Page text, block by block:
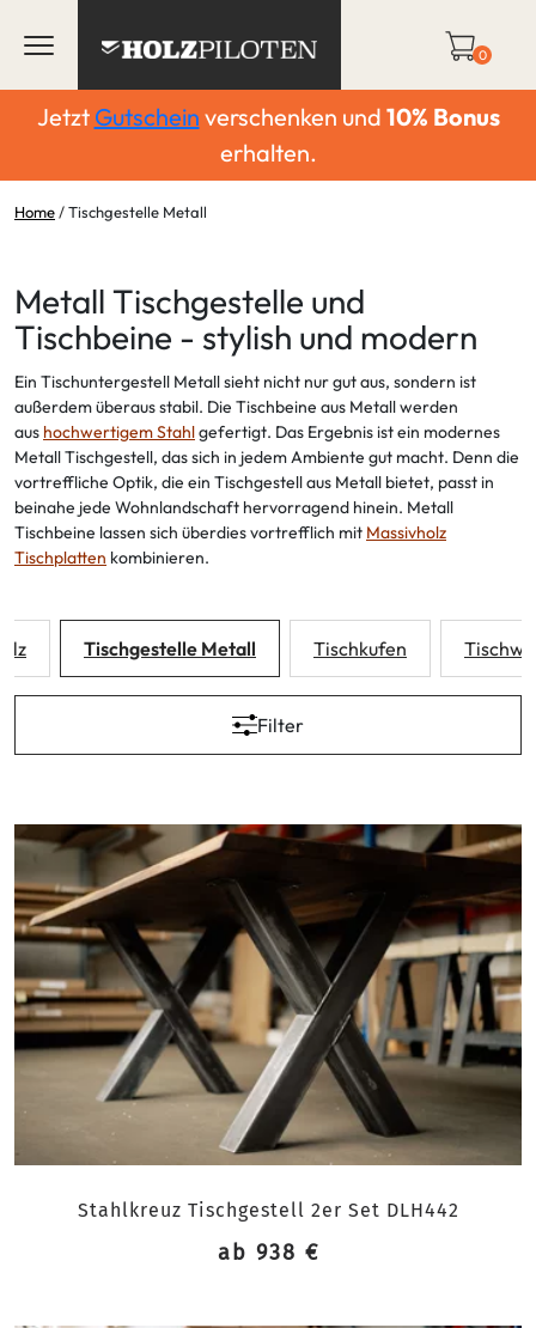
0
Jetzt Gutschein verschenken und 10% Bonus
erhalten.
Home /Tischgestelle Metall
Metall Tischgestelle und
Tischbeine - stylish und modern
Ein Tischuntergestell Metall sieht nicht nur gut aus, sondern ist
außerdem überaus stabil. Die Tischbeine aus Metall werden
aus hochwertigem Stahlgefertigt. Das Ergebnis ist ein modernes
Metall Tischgestell, das sich in jedem Ambiente gut macht. Denn die
vortreffliche Optik, die ein Tischgestell aus Metall bietet, passt in
beinahe jede Wohnlandschaft hervorragend hinein. Metall
Tischbeine lassen sich überdies vortrefflich mit Massivholz
Tischplatten kombinieren.
Tischgestelle Metall Tischkufen
Gestell Typ
Gestell Oberflache
Filter
Stahlkreuz Tischgestell 2er Set DLH442
ab 938 €